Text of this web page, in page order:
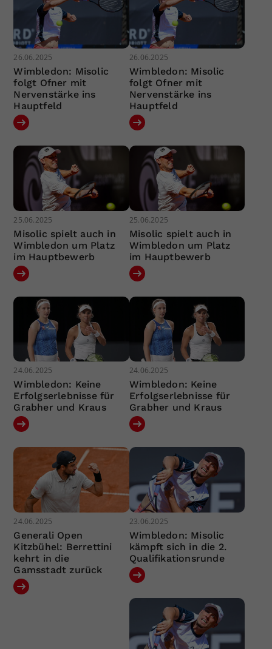
26.06.2025
Wimbledon: Misolic
folgt Ofner mit
Nervenstärke ins
Hauptfeld
26.06.2025
Wimbledon: Misolic
folgt Ofner mit
Nervenstärke ins
Hauptfeld
25.06.2025
Misolic spielt auch in
Wimbledon um Platz
im Hauptbewerb
25.06.2025
Misolic spielt auch in
Wimbledon um Platz
im Hauptbewerb
24.06.2025
Wimbledon: Keine
Erfolgserlebnisse für
Grabher und Kraus
24.06.2025
Wimbledon: Keine
Erfolgserlebnisse für
Grabher und Kraus
24.06.2025
Generali Open
Kitzbühel: Berrettini
kehrt in die
Gamsstadt zurück
23.06.2025
Wimbledon: Misolic
kämpft sich in die 2.
Qualifikationsrunde